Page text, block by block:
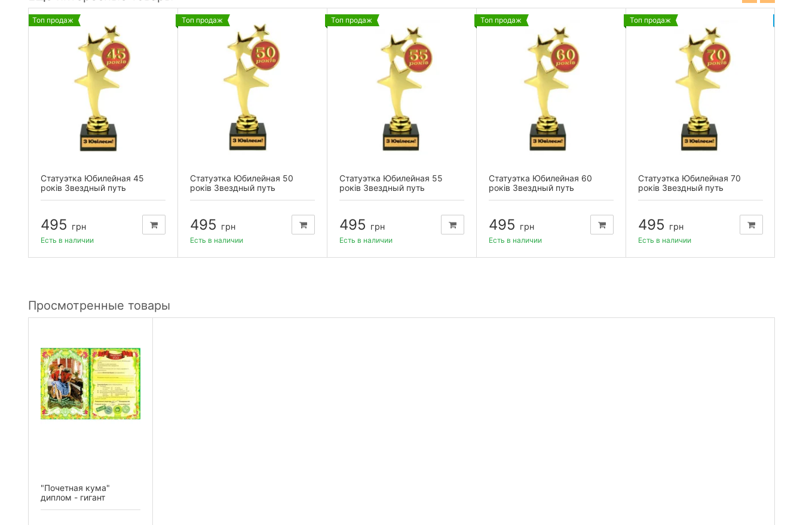
Топ продаж
Статуэтка Юбилейная 45
років Звездный путь
495 грн
Есть в наличии
Топ продаж
Статуэтка Юбилейная 50
років Звездный путь
495 грн
Есть в наличии
Топ продаж
Статуэтка Юбилейная 55
років Звездный путь
495 грн
Есть в наличии
Топ продаж
Статуэтка Юбилейная 60
років Звездный путь
495 грн
Есть в наличии
Топ продаж
Статуэтка Юбилейная 70
років Звездный путь
495 грн
Есть в наличии
Просмотренные товары
"Почетная кума"
диплом - гигант